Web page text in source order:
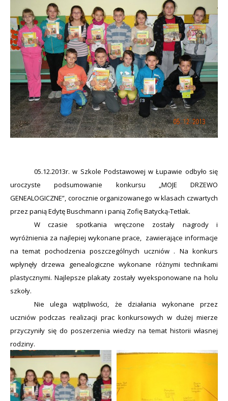
05.12.2013r. w Szkole Podstawowej w Łupawie odbyło się
uroczyste podsumowanie konkursu „MOJE DRZEWO
GENEALOGICZNE”, corocznie organizowanego w klasach czwartych
przez panią Edytę Buschmann i panią Zofię Batycką-Tetłak.
W czasie spotkania wręczone zostały nagrody i
wyróżnienia za najlepiej wykonane prace, zawierające informacje
na temat pochodzenia poszczególnych uczniów . Na konkurs
wpłynęły drzewa genealogiczne wykonane różnymi technikami
plastycznymi. Najlepsze plakaty zostały wyeksponowane na holu
szkoły.
Nie ulega wątpliwości, że działania wykonane przez
uczniów podczas realizacji prac konkursowych w dużej mierze
przyczyniły się do poszerzenia wiedzy na temat historii własnej
rodziny.